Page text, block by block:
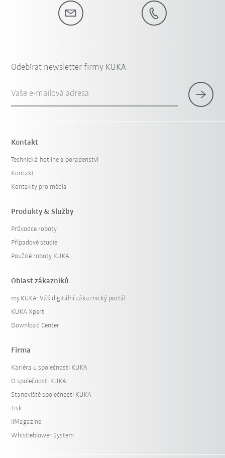
Odebírat newsletter firmy KUKA
Vaše e-mailová adresa
Kontakt
Technická hotline a poradenství
Kontakt
Kontakty pro média
Produkty & Služby
Průvodce roboty
Případové studie
Použité roboty KUKA
Oblast zákazníků
my.KUKA: Váš digitální zákaznický portál
KUKA Xpert
Download Center
Firma
Kariéra u společnosti KUKA
O společnosti KUKA
Stanoviště společnosti KUKA
Tisk
iiMagazine
Whistleblower System